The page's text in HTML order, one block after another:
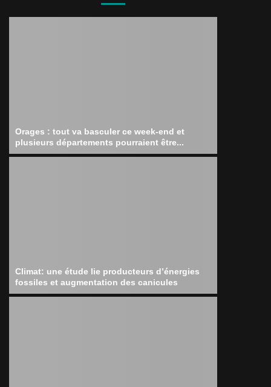
Orages : tout va basculer ce week-end et
plusieurs départements pourraient être...
Climat: une étude lie producteurs d’énergies
fossiles et augmentation des canicules